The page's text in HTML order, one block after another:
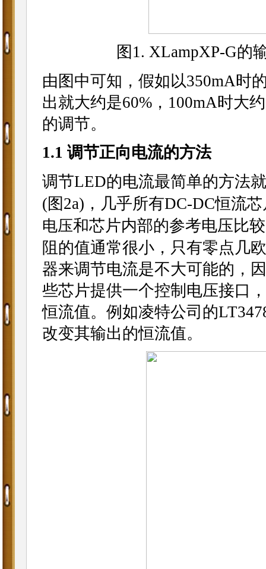
图1. XLampXP-G的
由图中可知，假如以350mA时
出就大约是60%，100mA时大
的调节。
1.1 调节正向电流的方法
调节LED的电流最简单的方法
(图2a)，几乎所有DC-DC恒流芯
电压和芯片内部的参考电压比
阻的值通常很小，只有零点几
器来调节电流是不大可能的，
些芯片提供一个控制电压接口
恒流值。例如凌特公司的
改变其输出的恒流值。